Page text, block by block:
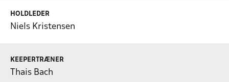
HOLDLEDER
Niels Kristensen
KEEPERTRÆNER
Thais Bach